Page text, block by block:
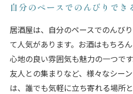
自分のペースでのんびりでき
居酒屋は、自分のペースでのんび
て人気があります。お酒はもちろ
心地の良い雰囲気も魅力の一つで
友人との集まりなど、様々なシー
は、誰でも気軽に立ち寄れる場所